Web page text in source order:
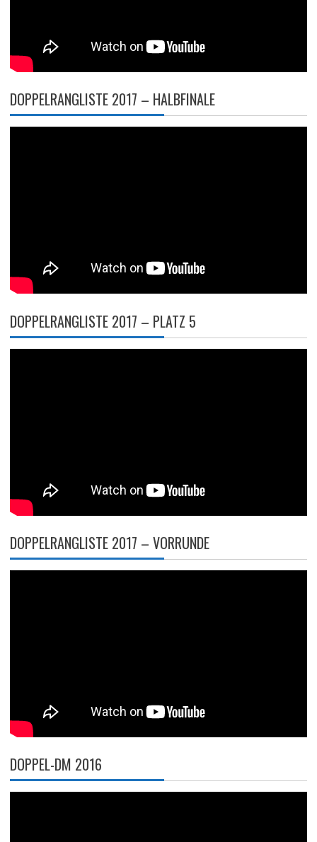
DOPPELRANGLISTE 2017 – HALBFINALE
DOPPELRANGLISTE 2017 – PLATZ 5
DOPPELRANGLISTE 2017 – VORRUNDE
DOPPEL-DM 2016